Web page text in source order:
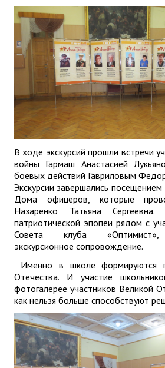
В ходе экскурсий прошли встречи
войны Гармаш Анастасией
боевых действий Гавриловым
Экскурсии завершались
Дома офицеров, которые
Назаренко Татьяна
патриотической эпопеи рядом с
Совета клуба «Оптимист»,
экскурсионное сопровождение.
Именно в школе формируются
Отечества. И участие
фотогалерее участников Великой
как нельзя больше способствуют